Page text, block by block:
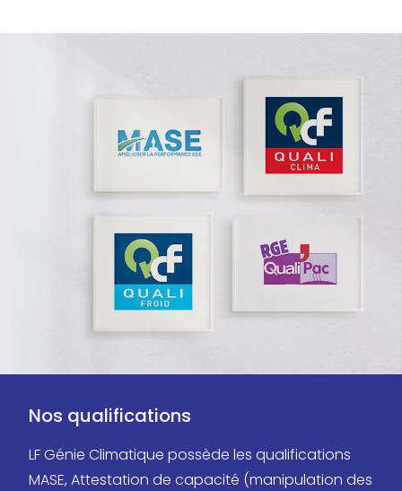
Nos qualifications
LF Génie Climatique possède les qualifications
MASE, Attestation de capacité (manipulation des